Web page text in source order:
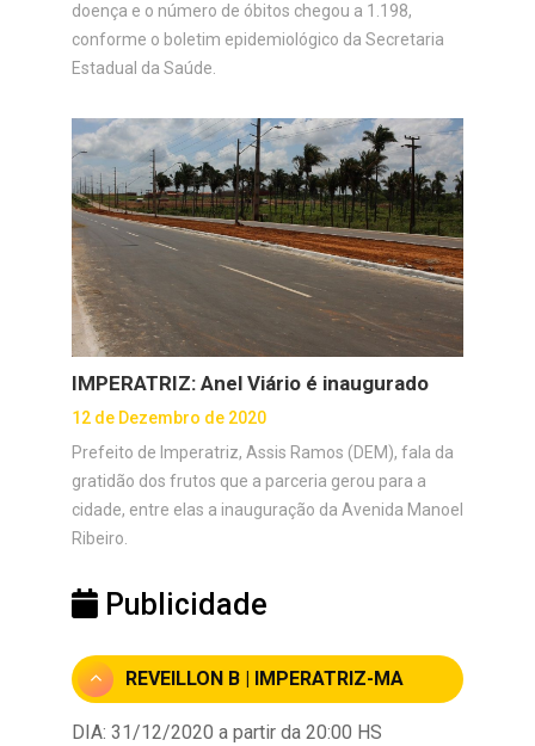
doença e o número de óbitos chegou a 1.198,
conforme o boletim epidemiológico da Secretaria
Estadual da Saúde.
IMPERATRIZ: Anel Viário é inaugurado
12 de Dezembro de 2020
Prefeito de Imperatriz, Assis Ramos (DEM), fala da
gratidão dos frutos que a parceria gerou para a
cidade, entre elas a inauguração da Avenida Manoel
Ribeiro.
Publicidade
REVEILLON B | IMPERATRIZ-MA
DIA: 31/12/2020 a partir da 20:00 HS